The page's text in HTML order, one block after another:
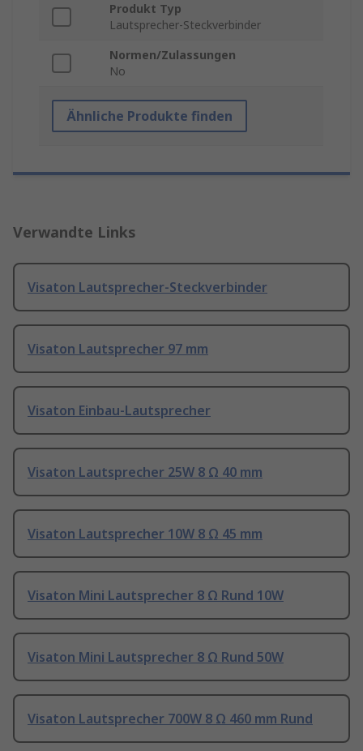
Produkt Typ
Lautsprecher-Steckverbinder
Normen/Zulassungen
No
Ähnliche Produkte finden
Verwandte Links
Visaton Lautsprecher-Steckverbinder
Visaton Lautsprecher 97 mm
Visaton Einbau-Lautsprecher
Visaton Lautsprecher 25W 8 Ω 40 mm
Visaton Lautsprecher 10W 8 Ω 45 mm
Visaton Mini Lautsprecher 8 Ω Rund 10W
Visaton Mini Lautsprecher 8 Ω Rund 50W
Visaton Lautsprecher 700W 8 Ω 460 mm Rund